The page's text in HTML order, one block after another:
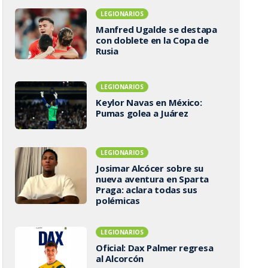
LEGIONARIOS
Manfred Ugalde se destapa
con doblete en la Copa de
Rusia
LEGIONARIOS
Keylor Navas en México:
Pumas golea a Juárez
LEGIONARIOS
Josimar Alcócer sobre su
nueva aventura en Sparta
Praga: aclara todas sus
polémicas
LEGIONARIOS
Oficial: Dax Palmer regresa
al Alcorcón